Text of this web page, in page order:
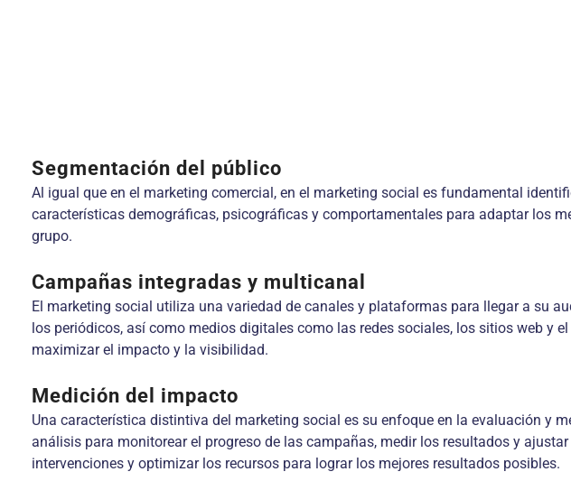
Segmentación del público
Al igual que en el marketing comercial, en el marketing social es fundamental
características demográficas, psicográficas y comportamentales para adaptar los
grupo.
Campañas integradas y multicanal
El marketing social utiliza una variedad de canales y plataformas para llegar a su
los periódicos, así como medios digitales como las redes sociales, los sitios web y
maximizar el impacto y la visibilidad.
Medición del impacto
Una característica distintiva del marketing social es su enfoque en la evaluación y
análisis para monitorear el progreso de las campañas, medir los resultados y
intervenciones y optimizar los recursos para lograr los mejores resultados posibles.